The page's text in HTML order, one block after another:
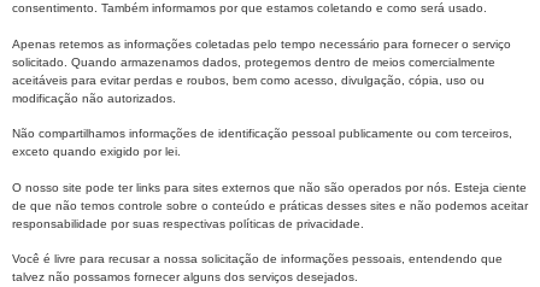
consentimento. Também informamos por que estamos coletando e como será usado.
Apenas retemos as informações coletadas pelo tempo necessário para fornecer o serviço
solicitado. Quando armazenamos dados, protegemos dentro de meios comercialmente
aceitáveis ​​para evitar perdas e roubos, bem como acesso, divulgação, cópia, uso ou
modificação não autorizados.
Não compartilhamos informações de identificação pessoal publicamente ou com terceiros,
exceto quando exigido por lei.
O nosso site pode ter links para sites externos que não são operados por nós. Esteja ciente
de que não temos controle sobre o conteúdo e práticas desses sites e não podemos aceitar
responsabilidade por suas respectivas políticas de privacidade.
Você é livre para recusar a nossa solicitação de informações pessoais, entendendo que
talvez não possamos fornecer alguns dos serviços desejados.